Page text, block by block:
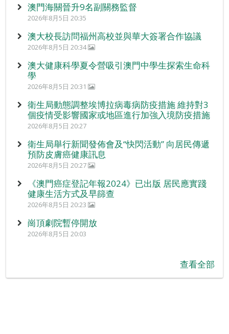
澳門海關晉升9名副關務監督
2026年8月5日 20:35
澳大校長訪問福州高校並與華大簽署合作協議
2026年8月5日 20:34
澳大健康科學夏令營吸引澳門中學生探索生命科
學
2026年8月5日 20:31
衛生局動態調整埃博拉病毒病防疫措施 維持對3
個疫情受影響國家或地區進行加強入境防疫措施
2026年8月5日 20:27
衛生局舉行新聞發佈會及“快閃活動” 向居民傳遞
預防皮膚癌健康訊息
2026年8月5日 20:27
《澳門癌症登記年報2024》已出版 居民應實踐
健康生活方式及早篩查
2026年8月5日 20:23
崗頂劇院暫停開放
2026年8月5日 20:03
查看全部